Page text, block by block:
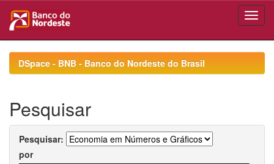
navigationDSpace - BNB - Banco do Nordeste do Brasil
Pesquisar
Pesquisar:
por